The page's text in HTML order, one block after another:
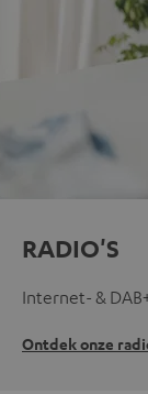
RADIO'S
Internet- &
Ontdek onze